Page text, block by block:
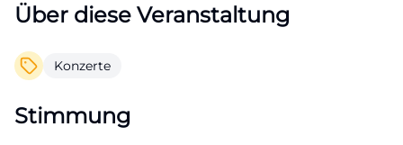
Über diese Veranstaltung
Konzerte
Stimmung